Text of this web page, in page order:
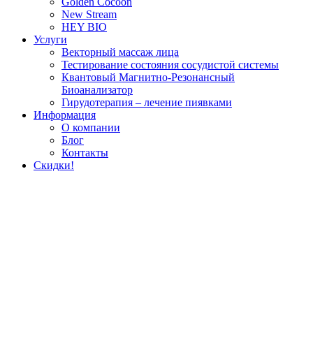
New Stream
HEY BIO
Услуги
Векторный массаж лица
Тестирование состояния сосудистой системы
Квантовый Магнитно-Резонансный
Биоанализатор
Гирудотерапия – лечение пиявками
Информация
О компании
Блог
Контакты
Скидки!